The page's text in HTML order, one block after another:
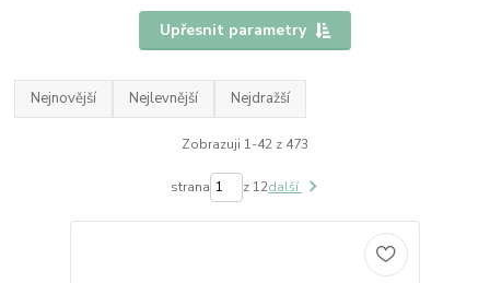
Upřesnit parametry
Nejnovější Nejlevnější Nejdražší
Zobrazuji 1-42 z 473
strana z 12další